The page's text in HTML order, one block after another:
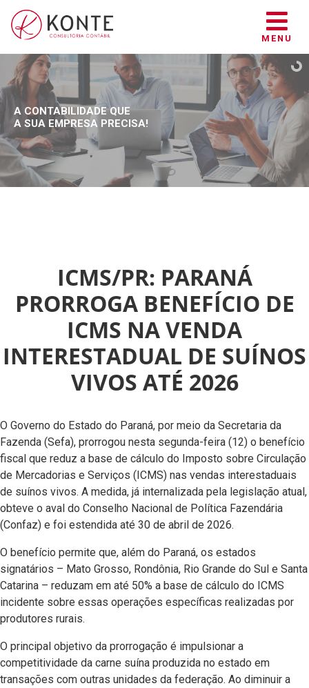
MENU
A CONTABILIDADE QUE
A SUA EMPRESA PRECISA!
ICMS/PR: PARANÁ
PRORROGA BENEFÍCIO DE
ICMS NA VENDA
INTERESTADUAL DE SUÍNOS
VIVOS ATÉ 2026
O Governo do Estado do Paraná, por meio da Secretaria da
Fazenda (Sefa), prorrogou nesta segunda-feira (12) o benefício
fiscal que reduz a base de cálculo do Imposto sobre Circulação
de Mercadorias e Serviços (ICMS) nas vendas interestaduais
de suínos vivos. A medida, já internalizada pela legislação atual,
obteve o aval do Conselho Nacional de Política Fazendária
(Confaz) e foi estendida até 30 de abril de 2026.
O benefício permite que, além do Paraná, os estados
signatários – Mato Grosso, Rondônia, Rio Grande do Sul e Santa
Catarina – reduzam em até 50% a base de cálculo do ICMS
incidente sobre essas operações específicas realizadas por
produtores rurais.
O principal objetivo da prorrogação é impulsionar a
competitividade da carne suína produzida no estado em
transações com outras unidades da federação. Ao diminuir a